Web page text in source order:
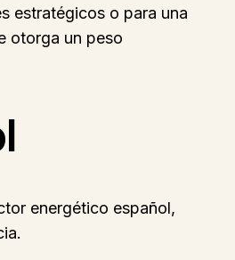
estratégicos o para una
otorga un peso
energético español,